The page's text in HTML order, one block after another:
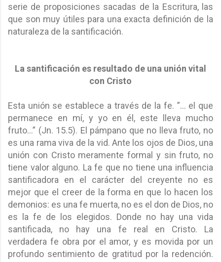
serie de proposiciones sacadas de la Escritura, las
que son muy útiles para una exacta definición de la
naturaleza de la santificación.
La santificación es resultado de una unión vital
con Cristo
Esta unión se establece a través de la fe. ”… el que
permanece en mí, y yo en él, este lleva mucho
fruto…” (Jn. 15.5). El pámpano que no lleva fruto, no
es una rama viva de la vid. Ante los ojos de Dios, una
unión con Cristo meramente formal y sin fruto, no
tiene valor alguno. La fe que no tiene una influencia
santificadora en el carácter del creyente no es
mejor que el creer de la forma en que lo hacen los
demonios: es una fe muerta, no es el don de Dios, no
es la fe de los elegidos. Donde no hay una vida
santificada, no hay una fe real en Cristo. La
verdadera fe obra por el amor, y es movida por un
profundo sentimiento de gratitud por la redención.